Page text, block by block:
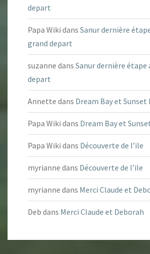
depart
Papa Wiki dans Sanur dernière
grand depart
suzanne dans Sanur dernière étape
depart
Annette dans Dream Bay et Sunset
Papa Wiki dans Dream Bay et
Papa Wiki dans Découverte de l’ile
myrianne dans Découverte de l’ile
myrianne dans Merci Claude et
Deb dans Merci Claude et Deborah